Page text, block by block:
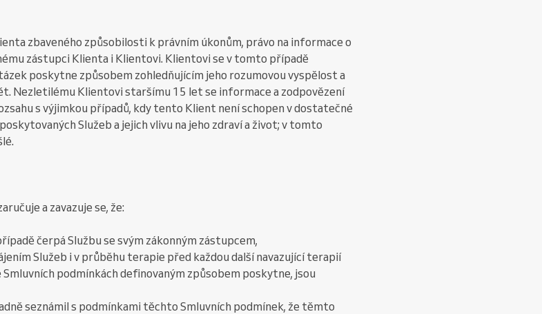
zbaveného způsobilosti k právním úkonům, právo na informace o
zástupci Klienta i Klientovi. Klientovi se v tomto případě
poskytne způsobem zohledňujícím jeho rozumovou vyspělost a
Nezletilému Klientovi staršímu 15 let se informace a zodpovězení
s výjimkou případů, kdy tento Klient není schopen v dostatečné
Služeb a jejich vlivu na jeho zdraví a život; v tomto
a zavazuje se, že:
čerpá Službu se svým zákonným zástupcem,
Služeb i v průběhu terapie před každou další navazující terapií
podmínkách definovaným způsobem poskytne, jsou
seznámil s podmínkami těchto Smluvních podmínek, že těmto